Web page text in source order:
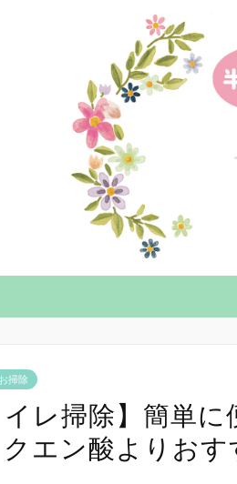
掃除
イレ掃除】簡単
エン酸よりおす